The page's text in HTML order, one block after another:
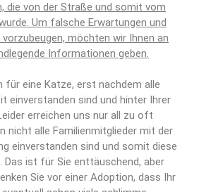
die von der Straße und somit vom
Um falsche Erwartungen und
möchten wir Ihnen an
Informationen geben.
für eine Katze, erst nachdem alle
einverstanden sind und hinter Ihrer
erreichen uns nur all zu oft
nicht alle Familienmitglieder mit der
einverstanden sind und somit diese
ist für Sie enttäuschend, aber
Sie vor einer Adoption, dass Ihr